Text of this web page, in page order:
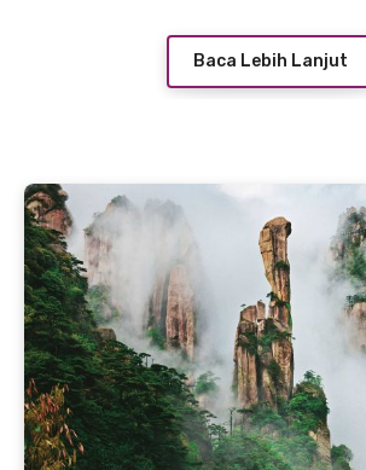
Baca Lebih Lanjut